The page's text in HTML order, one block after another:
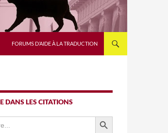
FORUMS D’AIDE À LA TRADUCTION
DANS LES CITATIONS
SEARCH BUTTON